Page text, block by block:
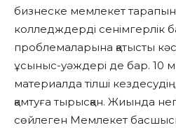
бизнеске мемлекет
колледждерді сенімгерлік
проблемаларына қатысты
ұсыныс-уәждері де бар. 10
материалда тілші
қамтуға тырысқан. Жиында
сөйлеген Мемлекет